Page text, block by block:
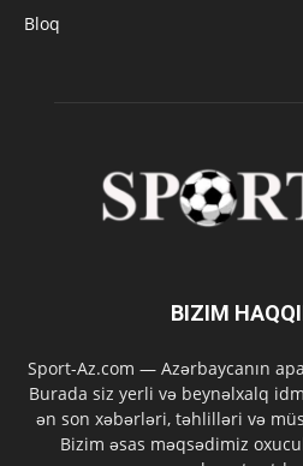
Bloq
BIZIM
Sport-Az.com — Azərbaycanın
Burada siz yerli və beynəlxalq
ən son xəbərləri, təhlilləri və
Bizim əsas məqsədimiz